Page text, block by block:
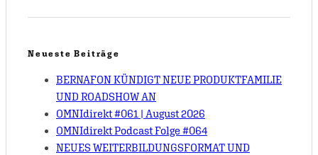
Neueste Beiträge
BERNAFON KÜNDIGT NEUE PRODUKTFAMILIE
UND ROADSHOW AN
OMNIdirekt #061 | August 2026
OMNIdirekt Podcast Folge #064
NEUES WEITERBILDUNGSFORMAT UND